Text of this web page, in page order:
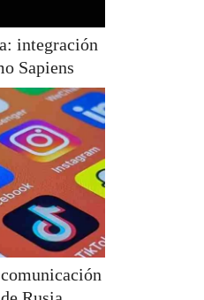
integración
Sapiens